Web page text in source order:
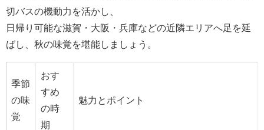
切バスの機動力を活かし、
日帰り可能な滋賀・大阪・兵庫などの近隣エリアへ足を延
ばし、秋の味覚を堪能しましょう。
季節
の味
覚
おす
すめ
の時
期
魅力とポイント